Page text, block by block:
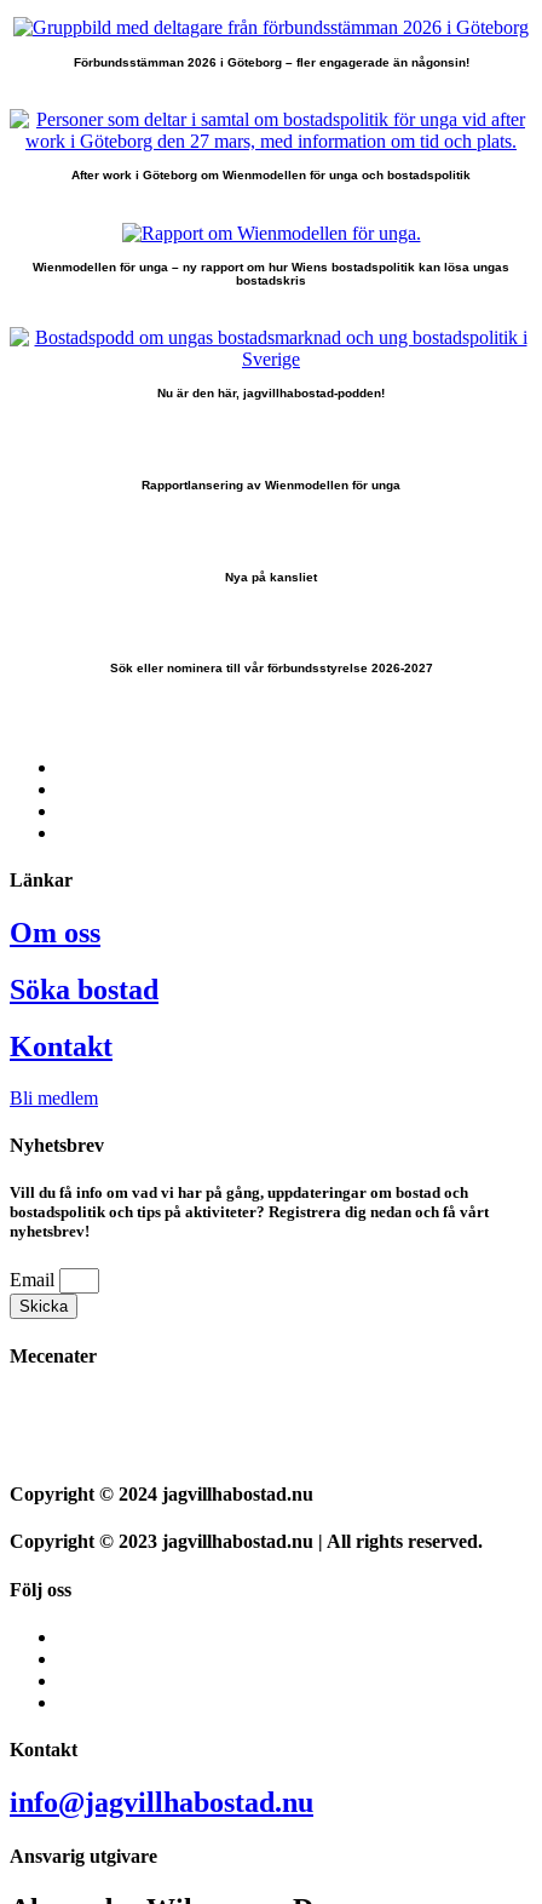
Förbundsstämman 2026 i Göteborg – fler engagerade än någonsin!
After work i Göteborg om Wienmodellen för unga och bostadspolitik
Wienmodellen för unga – ny rapport om hur Wiens bostadspolitik kan lösa ungas
bostadskris
Nu är den här, jagvillhabostad-podden!
Rapportlansering av Wienmodellen för unga
Nya på kansliet
Sök eller nominera till vår förbundsstyrelse 2026-2027
Länkar
Om oss
Söka bostad
Kontakt
Bli medlem
Nyhetsbrev
Vill du få info om vad vi har på gång, uppdateringar om bostad och
bostadspolitik och tips på aktiviteter? Registrera dig nedan och få vårt
nyhetsbrev!
Email
Skicka
Mecenater
Copyright © 2024 jagvillhabostad.nu
Copyright © 2023 jagvillhabostad.nu | All rights reserved.
Följ oss
Kontakt
info@jagvillhabostad.nu
Ansvarig utgivare